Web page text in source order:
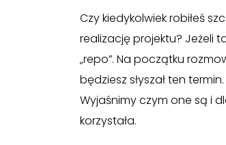
Czy kiedykolwiek robiłeś
realizację projektu? Jeżeli
„repo”. Na początku
będziesz słyszał ten
Wyjaśnimy czym one są i
korzystała.